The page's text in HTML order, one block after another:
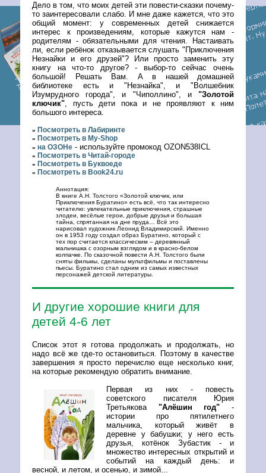
Дело в том, что моих детей эти повести-сказки почему-
то заинтересовали слабо. И мне даже кажется, что это
общий момент: у современных детей снижается
интерес к произведениям, которые кажутся нам -
родителям - обязательными для чтения. Настаивать
ли, если ребёнок отказывается слушать "Приключения
Незнайки и его друзей"? Или просто заменить эту
книгу на что-то другое? - выбор-то сейчас очень
большой! Решать Вам. А в нашей домашней
библиотеке есть и "Незнайка", и "Волшебник
Изумрудного города", и "Чиполлино", и "Золотой
ключик", пусть дети пока и не проявляют к ним
большого интереса.
» Посмотреть в Лабиринте
» Посмотреть в My-Shop
» на ОЗОНе - используйте промокод OZON538ICL
» Посмотреть в Читай-городе
» Посмотреть в Буквоеде
» Посмотреть в Book24.ru
Аннотация:
В книге А.Н. Толстого «Золотой ключик, или
Приключения Буратино» есть всё, что так интересно
читателю: увлекательные приключения, страшные
злодеи, весёлые герои, добрые друзья и большая
тайна, спрятанная на дне пруда… Всё это
нарисовал художник Леонид Владимирский. Именно
он в 1953 году создал образ Буратино, который с
тех пор считается классическим – деревянный
мальчишка с озорным взглядом и в красно-белом
колпачке. По сказочной повести А.Н. Толстого были
сняты фильмы, сделаны мультфильмы и поставлены
пьесы. Буратино стал одним из самых известных
персонажей детской литературы.
И другие хорошие книги для
детей 4-6 лет
Список этот я готова продолжать и продолжать, но
надо всё же где-то остановиться. Поэтому в качестве
завершения я просто перечислю еще несколько книг,
на которые рекомендую обратить внимание.
Первая из них - повесть
советского писателя Юрия
Третьякова "Алёшин год" -
истории про пятилетнего
мальчика, который живёт в
деревне у бабушки; у него есть
друзья, котёнок Зубастик - и
множество интересных открытий и
событий на каждый день: и
весной, и летом, и осенью, и зимой...